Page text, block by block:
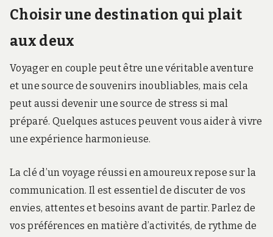
Choisir une destination qui plait
aux deux
Voyager en couple peut être une véritable aventure
et une source de souvenirs inoubliables, mais cela
peut aussi devenir une source de stress si mal
préparé. Quelques astuces peuvent vous aider à vivre
une expérience harmonieuse.
La clé d’un voyage réussi en amoureux repose sur la
communication. Il est essentiel de discuter de vos
envies, attentes et besoins avant de partir. Parlez de
vos préférences en matière d’activités, de rythme de